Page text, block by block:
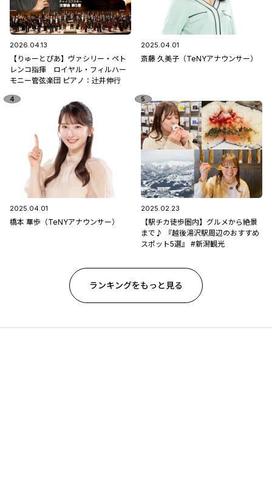
2026.04.13
【りゅーとぴあ】ヴァシリー・ペト
レンコ指揮 ロイヤル・フィルハー
モニー管弦楽団 ピアノ：辻󠄀井伸行
2025.04.01
斎藤 久美子（TeNYアナウンサー）
2025.04.01
橋本 華歩（TeNYアナウンサー）
2025.02.23
【駅チカ徒歩圏内】グルメから絶景
まで♪ 『越後湯沢駅周辺のおすすめ
スポット5選』 #新潟観光
ランキングをもっと見る